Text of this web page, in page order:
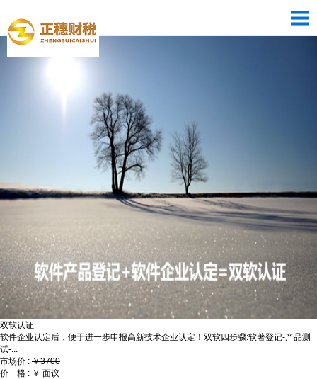
双软认证
软件企业认定后，便于进一步申报高新技术企业认定！双软四步骤:软著登记-产品测
试-...
市场价 : ￥3700
价 格 : ￥ 面议